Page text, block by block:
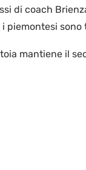
di coach
piemontesi sono
mantiene il